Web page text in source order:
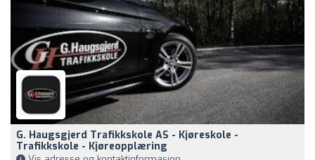
G. Haugsgjerd Trafikkskole AS - Kjøreskole -
Trafikkskole - Kjøreopplæring